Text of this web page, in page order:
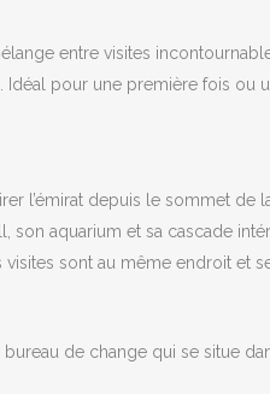
entre visites
pour une première fois ou
l’émirat depuis le sommet de
aquarium et sa cascade
sont au même endroit et
de change qui se situe